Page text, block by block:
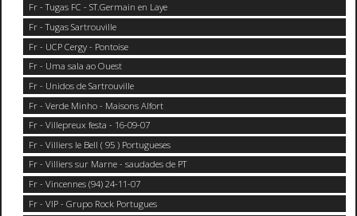
Fr - Tugas FC - ST.Germain en Laye
Fr - Tugas Sartrouville
Fr - UCP Cergy - Pontoise
Fr - Uma sala ao Ouest
Fr - Unidos de Sartrouville
Fr - Verde Minho - Maisons Alfort
Fr - Villepreux festa - 16-09-07
Fr - Villiers le Bell ( 95 ) Portugueses
Fr - Villiers sur Marne - saudades de PT
Fr - Vincennes (94) 24-11-07
Fr - VIP - Grupo Rock Portugues